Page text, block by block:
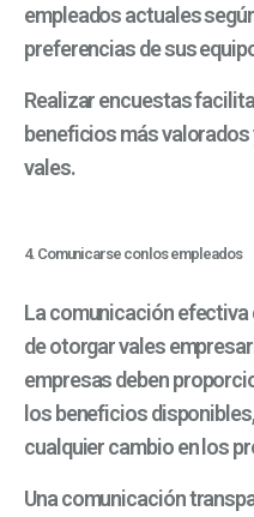
empleados actuales
preferencias de sus
Realizar encuestas
beneficios más
vales.
4. Comunicarse con los empleados
La comunicación efectiva
de otorgar vales
empresas deben
los beneficios
cualquier cambio en los
Una comunicación